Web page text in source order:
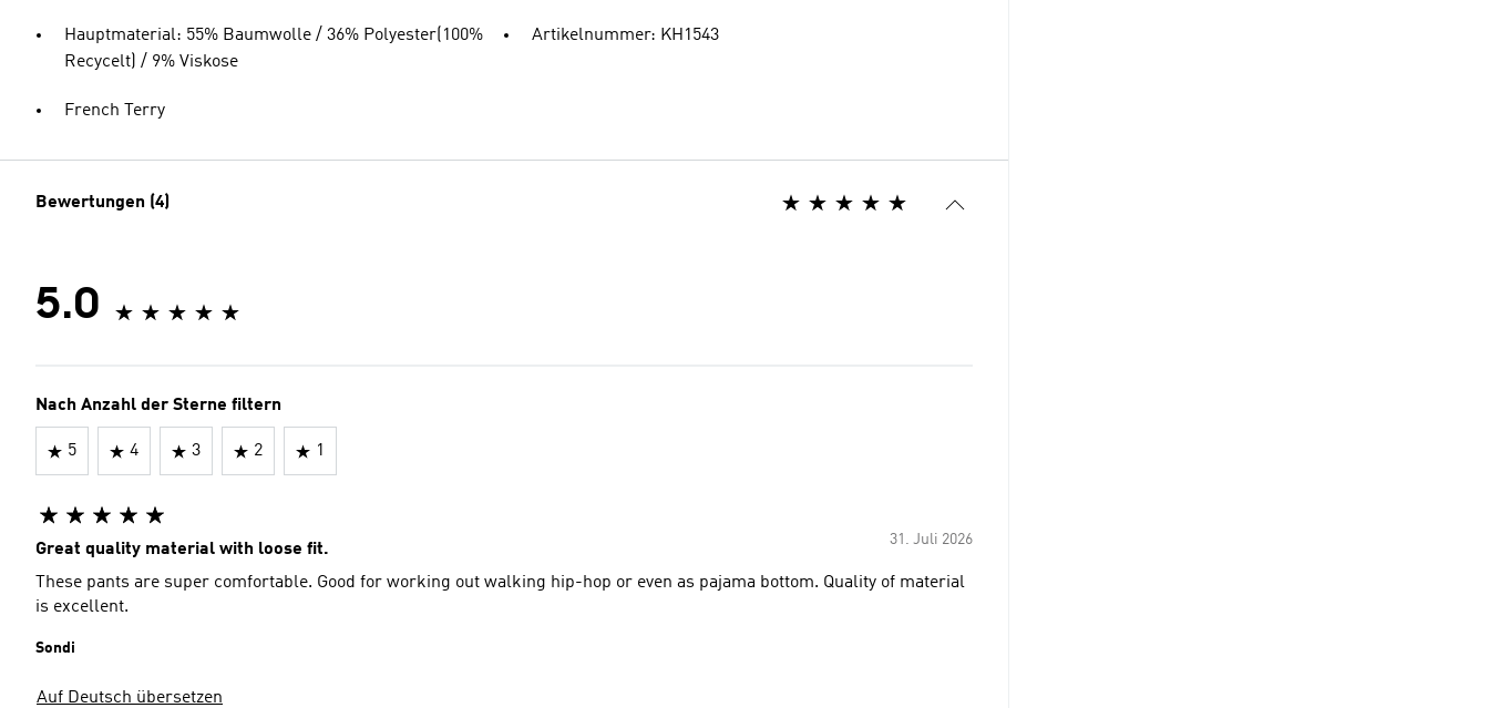
Hauptmaterial: 55% Baumwolle / 36% Polyester(100%
Recycelt) / 9% Viskose
French Terry
Artikelnummer: KH1543
Bewertungen (4)
5.0
Nach Anzahl der Sterne filtern
5 4 3 2 1
31. Juli 2026
Great quality material with loose fit.
These pants are super comfortable. Good for working out walking hip-hop or even as pajama bottom. Quality of material
is excellent.
Sondi
Auf Deutsch übersetzen